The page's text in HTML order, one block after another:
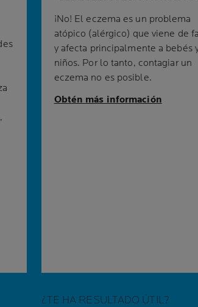
¡No! El eczema es un problema
atópico (alérgico) que viene de
y afecta principalmente a bebés
niños. Por lo tanto, contagiar un
eczema no es posible.
Obtén más información
¿TE HA RESULTADO ÚTIL?